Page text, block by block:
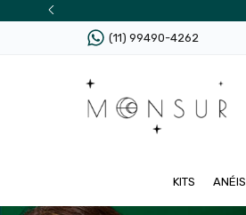
(11) 99490-4262
KITS ANÉIS